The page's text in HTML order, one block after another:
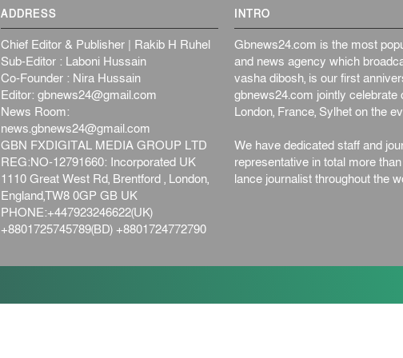
ADDRESS
Chief Editor & Publisher | Rakib H Ruhel
Sub-Editor : Laboni Hussain
Co-Founder : Nira Hussain
Editor:gbnews24@gmail.com
News Room:
news.gbnews24@gmail.com
GBN FXDIGITAL MEDIA GROUP LTD
REG:NO-12791660: Incorporated UK
1110 Great West Rd, Brentford , London,
England,TW8 0GP GB UK
PHONE:+447923246622(UK)
+8801725745789(BD) +8801724772790
INTRO
Gbnews24.com is the most
and news agency which
vasha dibosh, is our first
gbnews24.com jointly
London, France, Sylhet on the
We have dedicated staff and
representative in total more
lance journalist throughout the